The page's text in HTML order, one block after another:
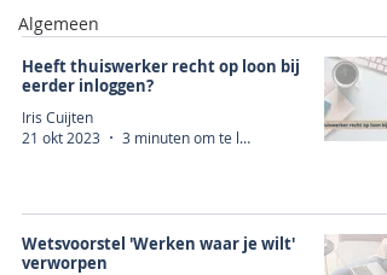
Algemeen
Heeft thuiswerker recht op loon bij
eerder inloggen?
Iris Cuijten
21 okt 2023
3 minuten om te lezen
Wetsvoorstel 'Werken waar je wilt'
verworpen